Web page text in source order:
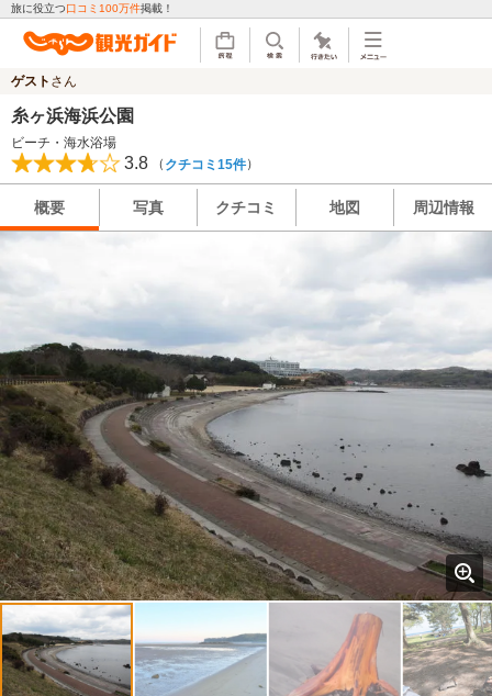
旅に役立つ口コミ100万件掲載！
ゲスト さん
糸ヶ浜海浜公園
ビーチ・海水浴場
3.8 （ クチコミ15件）
概要 写真 クチコミ 地図 周辺情報